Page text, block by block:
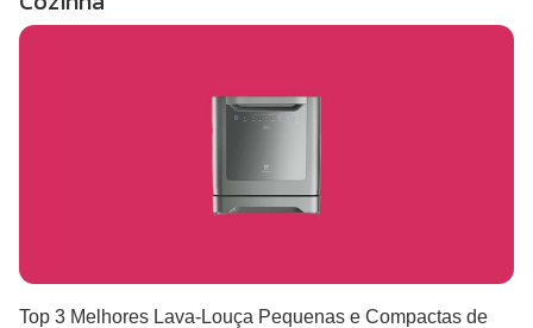
Top 3 Melhores Lava-Louça Pequenas e Compactas de